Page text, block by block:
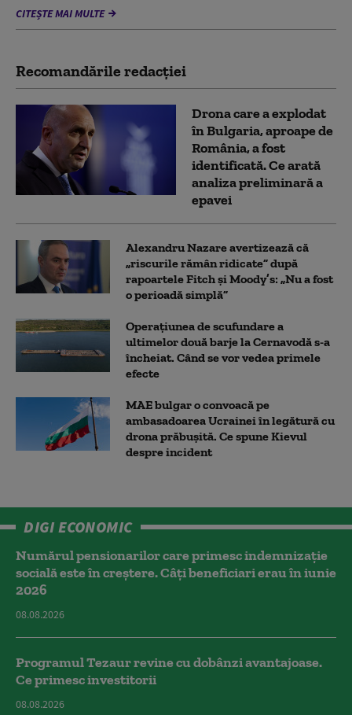
CITEȘTE MAI MULTE
Recomandările redacţiei
Drona care a explodat
în Bulgaria, aproape de
România, a fost
identificată. Ce arată
analiza preliminară a
epavei
Alexandru Nazare avertizează că
„riscurile rămân ridicate” după
rapoartele Fitch și Moody’s: „Nu a fost
o perioadă simplă”
Operațiunea de scufundare a
ultimelor două barje la Cernavodă s-a
încheiat. Când se vor vedea primele
efecte
MAE bulgar o convoacă pe
ambasadoarea Ucrainei în legătură cu
drona prăbuşită. Ce spune Kievul
despre incident
DIGI ECONOMIC
Numărul pensionarilor care primesc indemnizaţie
socială este în creștere. Câți beneficiari erau în iunie
2026
08.08.2026
Programul Tezaur revine cu dobânzi avantajoase.
Ce primesc investitorii
08.08.2026